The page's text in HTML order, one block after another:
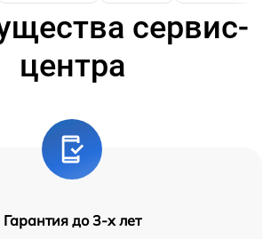
сервис-
центра
Гарантия до 3-х лет